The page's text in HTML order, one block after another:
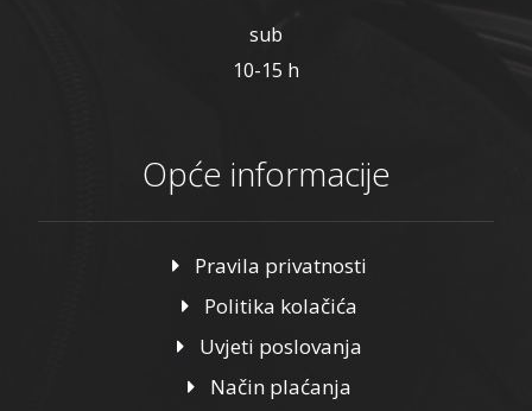
sub
10-15 h
Opće informacije
Pravila privatnosti
Politika kolačića
Uvjeti poslovanja
Način plaćanja